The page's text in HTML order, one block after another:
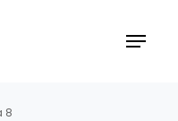
Menu
8